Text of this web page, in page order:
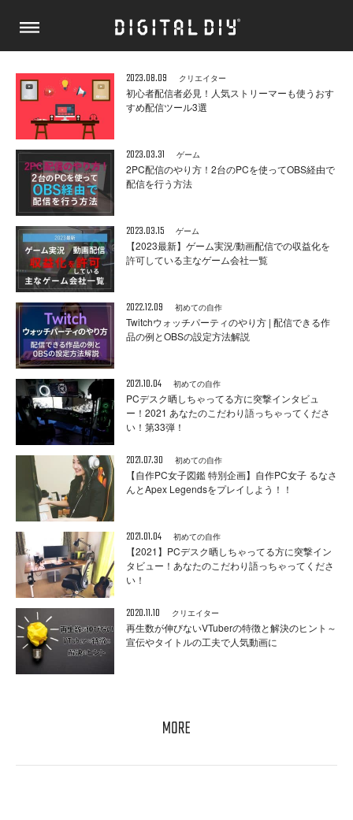
2023.08.09 クリエイター
初心者配信者必見！人気ストリーマーも使うおす
すめ配信ツール3選
2023.03.31 ゲーム
2PC配信のやり方！2台のPCを使ってOBS経由で
配信を行う方法
2023.03.15 ゲーム
【2023最新】ゲーム実況/動画配信での収益化を
許可している主なゲーム会社一覧
2022.12.09 初めての自作
Twitchウォッチパーティのやり方 | 配信できる作
品の例とOBSの設定方法解説
2021.10.04 初めての自作
PCデスク晒しちゃってる方に突撃インタビュ
ー！2021 あなたのこだわり語っちゃってくださ
い！第33弾！
2021.07.30 初めての自作
【自作PC女子図鑑 特別企画】自作PC女子 るなさ
んとApex Legendsをプレイしよう！！
2021.01.04 初めての自作
【2021】PCデスク晒しちゃってる方に突撃イン
タビュー！あなたのこだわり語っちゃってくださ
い！
2020.11.10 クリエイター
再生数が伸びないVTuberの特徴と解決のヒント～
宣伝やタイトルの工夫で人気動画に